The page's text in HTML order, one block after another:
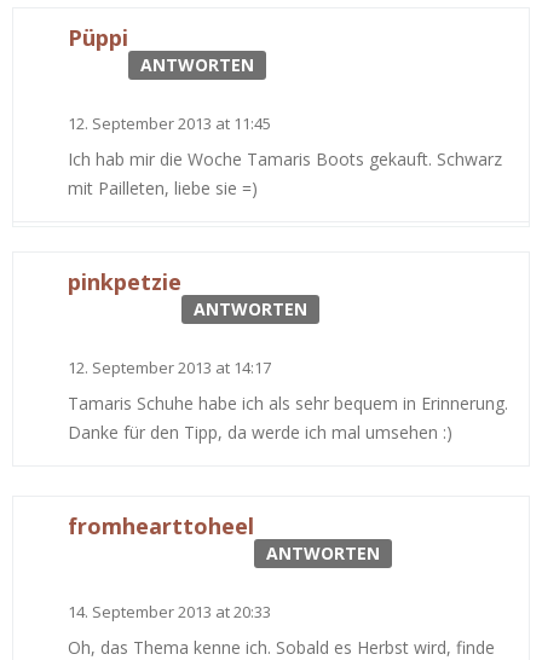
Püppi
ANTWORTEN
12. September 2013 at 11:45
Ich hab mir die Woche Tamaris Boots gekauft. Schwarz
mit Pailleten, liebe sie =)
pinkpetzie
ANTWORTEN
12. September 2013 at 14:17
Tamaris Schuhe habe ich als sehr bequem in Erinnerung.
Danke für den Tipp, da werde ich mal umsehen :)
fromhearttoheel
ANTWORTEN
14. September 2013 at 20:33
Oh, das Thema kenne ich. Sobald es Herbst wird, finde